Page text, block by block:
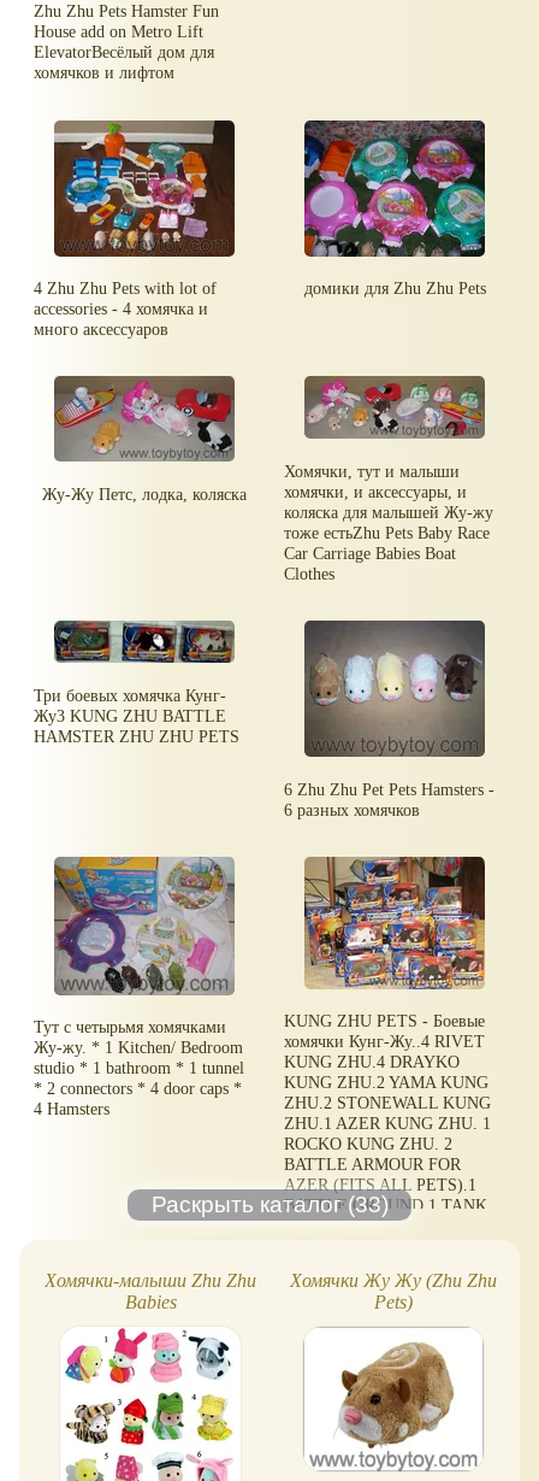
Zhu Zhu Pets Hamster Fun
House add on Metro Lift
ElevatorВесёлый дом для
хомячков и лифтом
4 Zhu Zhu Pets with lot of
accessories - 4 хомячка и
много аксессуаров
домики для Zhu Zhu Pets
Жу-Жу Петс, лодка, коляска
Хомячки, тут и малыши
хомячки, и аксессуары, и
коляска для малышей Жу-жу
тоже естьZhu Pets Baby Race
Car Carriage Babies Boat
Clothes
Три боевых хомячка Кунг-
Жу3 KUNG ZHU BATTLE
HAMSTER ZHU ZHU PETS
6 Zhu Zhu Pet Pets Hamsters -
6 разных хомячков
Тут с четырьмя хомячками
Жу-жу. * 1 Kitchen/ Bedroom
studio * 1 bathroom * 1 tunnel
* 2 connectors * 4 door caps *
4 Hamsters
KUNG ZHU PETS - Боевые
хомячки Кунг-Жу..4 RIVET
KUNG ZHU.4 DRAYKO
KUNG ZHU.2 YAMA KUNG
ZHU.2 STONEWALL KUNG
ZHU.1 AZER KUNG ZHU. 1
ROCKO KUNG ZHU. 2
BATTLE ARMOUR FOR
AZER (FITS ALL PETS).1
BATTLE GROUND.1 TANK
Хомячки-малыши Zhu Zhu
Babies
Хомячки Жу Жу (Zhu Zhu
Pets)